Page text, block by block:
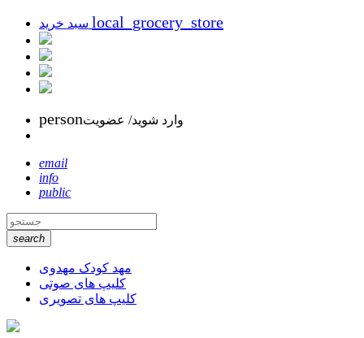
local_grocery_store
personوارد شوید/ عضویت
email
info
public
search
مهد کودک مهدوی
کلیپ های صوتی
کلیپ های تصویری